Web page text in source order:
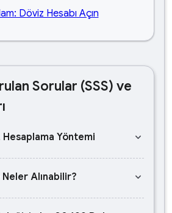
Sorular (SSS) ve
Yöntemi keyboard_arrow_down
Alınabilir? keyboard_arrow_down